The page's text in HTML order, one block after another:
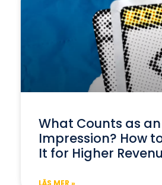
What Counts as
Impression? How
It for Higher
LÄS MER »